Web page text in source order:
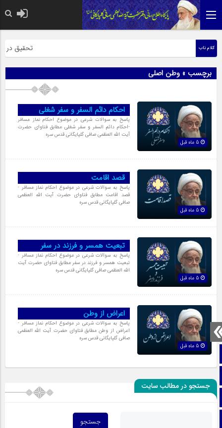
صفحه نخست
ایتا
کلام ناب تحقیق در
برچسب » وطن اصلی
احکام دائم السفر و سفر شغلی
پاسخ به سوالات شرعی در موضوع احکام نماز مسافر
-احکام دائم السفر و سفر شغلی مطابق فتاوای حضرت
آیت الله العظمی صافی گلپایگانی قدس سره
قصد اقامت
پاسخ به سوالات شرعی در موضوع احکام نماز مسافر -
قصد اقامت مطابق فتاوای حضرت آیت الله العظمی
صافی گلپایگانی قدس سره
تبعیت همسر و فرزند در سفر
پاسخ به سوالات شرعی در موضوع احکام نماز مسافر -
تبعیت همسر و فرزند در سفر مطابق فتاوای حضرت آیت
الله العظمی صافی گلپایگانی قدس سره
اعراض از وطن
پاسخ به سوالات شرعی در موضوع احکام نماز مسافر -
اعراض از وطن مطابق فتاوای حضرت آیت الله العظمی
صافی گلپایگانی قدس سره
جستجو در مطالب سایت